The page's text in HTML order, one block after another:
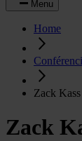
Menu
Home
Zack Kass
Zack